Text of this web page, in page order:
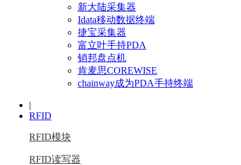
新大陆采集器
Idata移动数据终端
捷宝采集器
富立叶手持PDA
销邦盘点机
肯麦思COREWISE
chainway成为PDA手持终端
|
RFID
RFID模块
RFID读写器